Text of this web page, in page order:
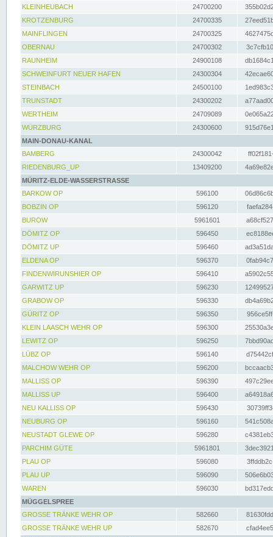
KLEINHEUBACH 24700200
KROTZENBURG
24700335
MAINFLINGEN
24700325
OBERNAU
24700302
RAUNHEIM
24900108
SCHWEINFURT NEUER HAFEN
24300304
STEINBACH
24500100
TRUNSTADT
24300202
WERTHEIM
24709089
WÜRZBURG
24300600
MAIN-DONAU-KANAL
BAMBERG
24300042
RIEDENBURG_UP
13409200
MÜRITZ-ELDE-WASSERSTRASSE
BARKOW OP
596100
BOBZIN OP
596120
BUROW
5961601
DÖMITZ OP
596450
DÖMITZ UP
596460
ELDENA OP
596370
FINDENWIRUNSHIER OP
596410
GARWITZ UP
596230
GRABOW OP
596330
GÜRITZ OP
596350
KLEIN LAASCH WEHR OP
596300
LEWITZ OP
596250
LÜBZ OP
596140
MALCHOW WEHR OP
596200
MALLISS OP
596390
MALLISS UP
596400
NEU KALLISS OP
596430
NEUBURG OP
596160
NEUSTADT GLEWE OP
596280
PARCHIM GÜTE
5961801
PLAU OP
596080
PLAU UP
596090
WAREN
596030
MÜGGELSPREE
GROSSE TRÄNKE WEHR OP
582660
GROSSE TRÄNKE WEHR UP
582670